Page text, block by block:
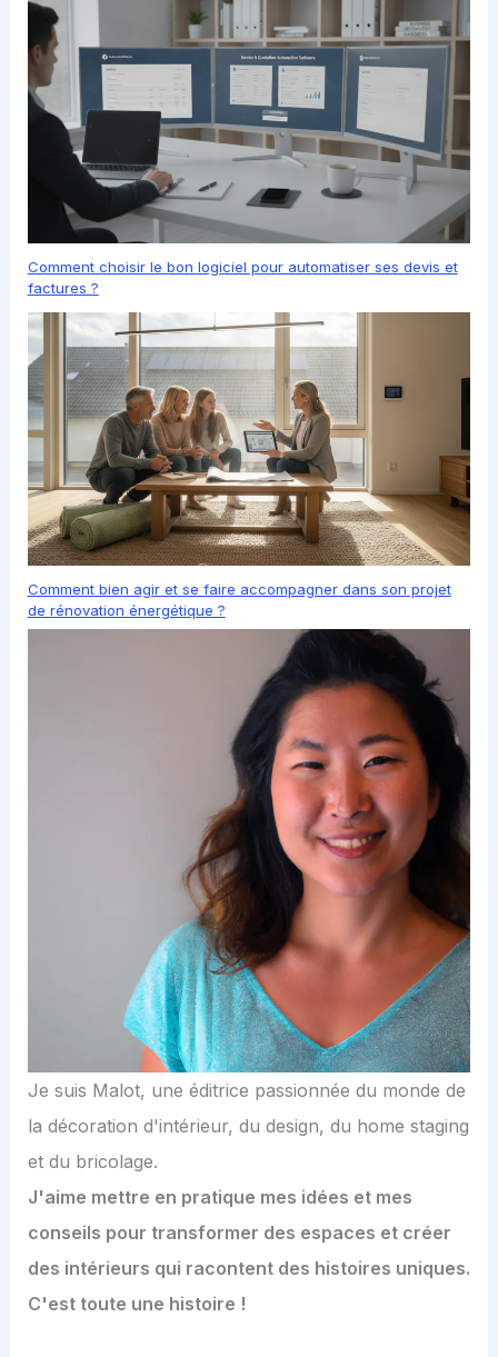
Comment choisir le bon logiciel pour automatiser ses devis et
factures ?
Comment bien agir et se faire accompagner dans son projet
de rénovation énergétique ?
Je suis Malot, une éditrice passionnée du monde de
la décoration d'intérieur, du design, du home staging
et du bricolage.
J'aime mettre en pratique mes idées et mes
conseils pour transformer des espaces et créer
des intérieurs qui racontent des histoires uniques.
C'est toute une histoire !